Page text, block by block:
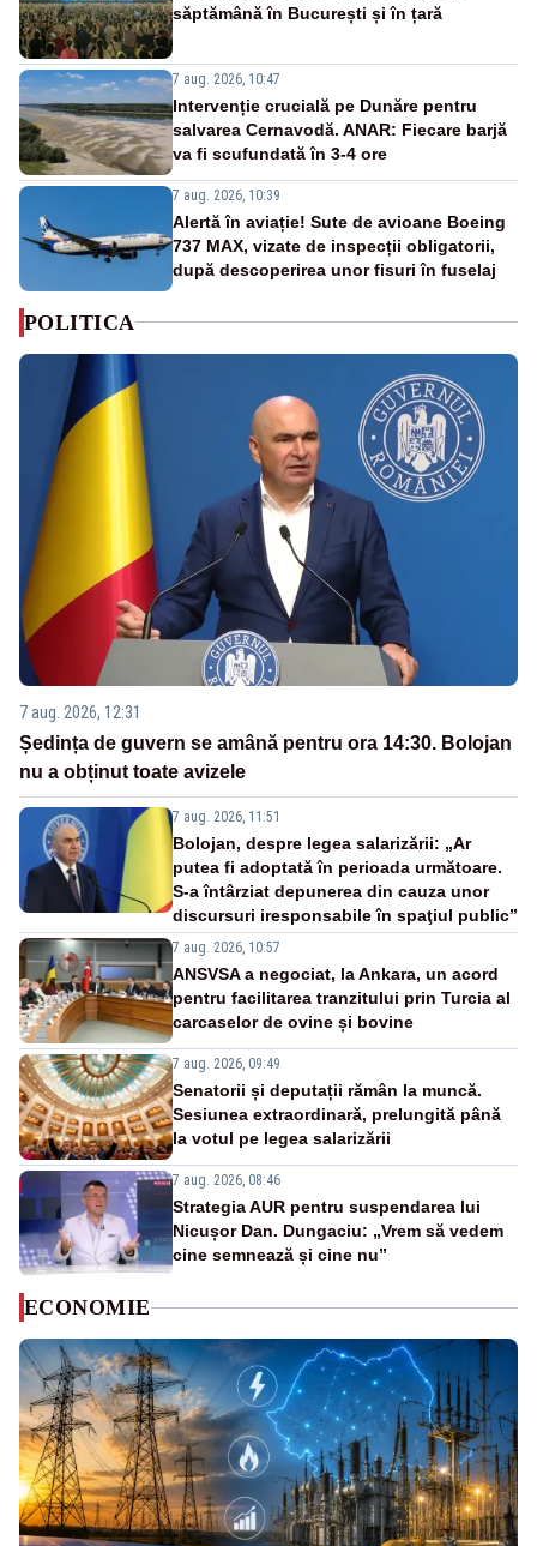
săptămână în București și în țară
7 aug. 2026, 10:47
Intervenție crucială pe Dunăre pentru
salvarea Cernavodă. ANAR: Fiecare barjă
va fi scufundată în 3-4 ore
7 aug. 2026, 10:39
Alertă în aviație! Sute de avioane Boeing
737 MAX, vizate de inspecții obligatorii,
după descoperirea unor fisuri în fuselaj
POLITICA
7 aug. 2026, 12:31
Ședința de guvern se amână pentru ora 14:30. Bolojan
nu a obținut toate avizele
7 aug. 2026, 11:51
Bolojan, despre legea salarizării: „Ar
putea fi adoptată în perioada următoare.
S-a întârziat depunerea din cauza unor
discursuri iresponsabile în spaţiul public”
7 aug. 2026, 10:57
ANSVSA a negociat, la Ankara, un acord
pentru facilitarea tranzitului prin Turcia al
carcaselor de ovine și bovine
7 aug. 2026, 09:49
Senatorii și deputații rămân la muncă.
Sesiunea extraordinară, prelungită până
la votul pe legea salarizării
7 aug. 2026, 08:46
Strategia AUR pentru suspendarea lui
Nicușor Dan. Dungaciu: „Vrem să vedem
cine semnează și cine nu”
ECONOMIE